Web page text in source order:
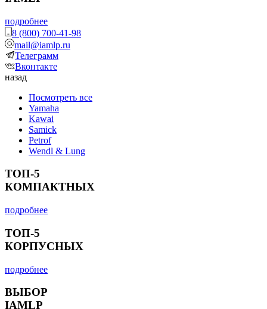
подробнее
8 (800) 700-41-98
mail@iamlp.ru
Телеграмм
Вконтакте
назад
Посмотреть все
Yamaha
Kawai
Samick
Petrof
Wendl & Lung
ТОП-5
КОМПАКТНЫХ
подробнее
ТОП-5
КОРПУСНЫХ
подробнее
ВЫБОР
IAMLP